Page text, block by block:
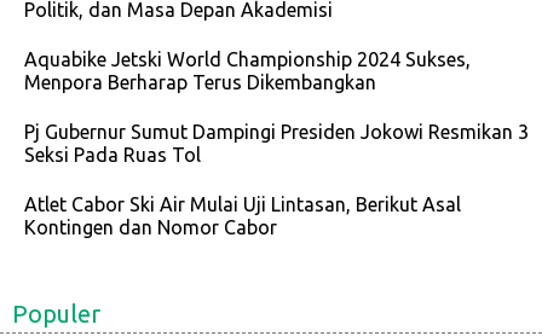
Politik, dan Masa Depan Akademisi
Aquabike Jetski World Championship 2024 Sukses,
Menpora Berharap Terus Dikembangkan
Pj Gubernur Sumut Dampingi Presiden Jokowi Resmikan 3
Seksi Pada Ruas Tol
Atlet Cabor Ski Air Mulai Uji Lintasan, Berikut Asal
Kontingen dan Nomor Cabor
Populer